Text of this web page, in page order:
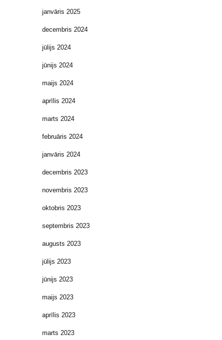
janvāris 2025
decembris 2024
jūlijs 2024
jūnijs 2024
maijs 2024
aprīlis 2024
marts 2024
februāris 2024
janvāris 2024
decembris 2023
novembris 2023
oktobris 2023
septembris 2023
augusts 2023
jūlijs 2023
jūnijs 2023
maijs 2023
aprīlis 2023
marts 2023